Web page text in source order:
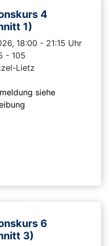
4
1)
18:00 - 21:15 Uhr
- 105
Lietz
siehe
6
3)